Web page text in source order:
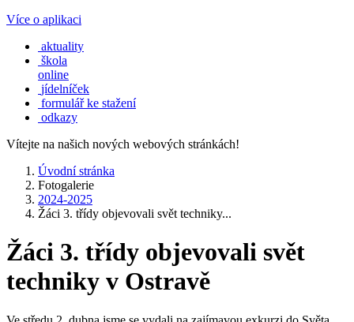
Více o aplikaci
aktuality
škola
online
jídelníček
formulář ke stažení
odkazy
Vítejte na našich nových webových stránkách!
Úvodní stránka
Fotogalerie
2024-2025
Žáci 3. třídy objevovali svět techniky...
Žáci 3. třídy objevovali svět
techniky v Ostravě